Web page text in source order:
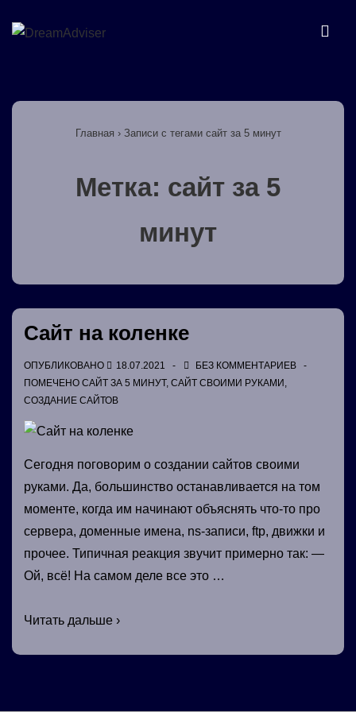
Перейти
содержимому
навигация
Главная › Записи с тегами сайт за 5 минут
Метка: сайт за 5
минут
Сайт на коленке
ОПУБЛИКОВАНО 18.07.2021
БЕЗ КОММЕНТАРИЕВ
ПОМЕЧЕНО САЙТ ЗА 5 МИНУТ, САЙТ СВОИМИ РУКАМИ ,
СОЗДАНИЕ САЙТОВ
Сегодня поговорим о создании сайтов своими
руками. Да, большинство останавливается на том
моменте, когда им начинают объяснять что-то про
сервера, доменные имена, ns-записи, ftp, движки и
прочее. Типичная реакция звучит примерно так: —
Ой, всё! На самом деле все это …
Сайт
Читать дальше ›